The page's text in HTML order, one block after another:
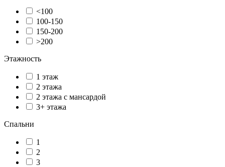
<100
100-150
150-200
>200
Этажность
1 этаж
2 этажа
2 этажа с мансардой
3+ этажа
Спальни
1
2
3